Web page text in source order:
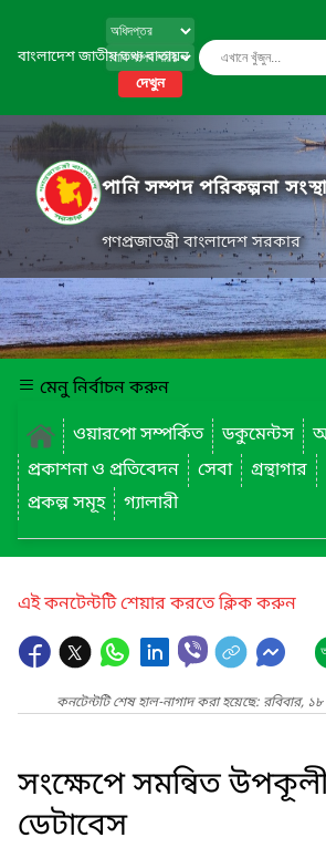
বাংলাদেশ জাতীয় তথ্য বাতায়ন
দেখুন
পানি সম্পদ পরিকল্পনা
গণপ্রজাতন্ত্রী বাংলাদেশ সরকার
মেনু নির্বাচন করুন
ওয়ারপো সম্পর্কিত
ডকুমেন্টস
প্রকাশনা ও প্রতিবেদন
সেবা গ্রন্থাগার
প্রকল্প সমূহ
গ্যালারী
এই কনটেন্টটি শেয়ার করতে ক্লিক করুন
কনটেন্টটি শেষ হাল-নাগাদ করা হয়েছে: রবিবার,
সংক্ষেপে সমন্বিত
ডেটাবেস